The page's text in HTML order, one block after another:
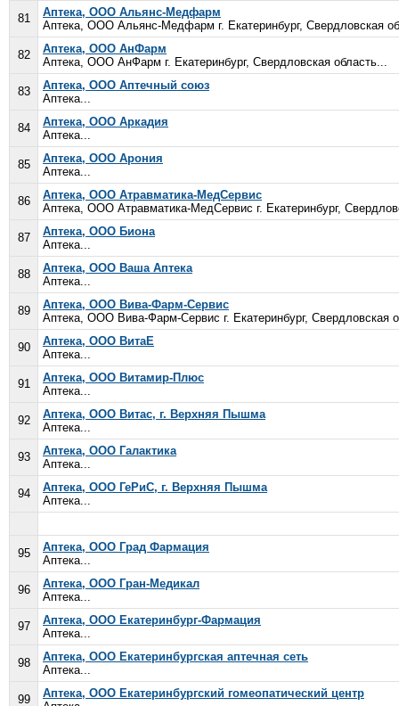
81
Аптека, ООО Альянс-Медфарм
Аптека, ООО Альянс-Медфарм г. Екатеринбург, Свердловская
82
Аптека, ООО АнФарм
Аптека, ООО АнФарм г. Екатеринбург, Свердловская область...
83
Аптека, ООО Аптечный союз
Аптека...
84
Аптека, ООО Аркадия
Аптека...
85
Аптека, ООО Арония
Аптека...
86
Аптека, ООО Атравматика-МедСервис
Аптека, ООО Атравматика-МедСервис г. Екатеринбург,
87
Аптека, ООО Биона
Аптека...
88
Аптека, ООО Ваша Аптека
Аптека...
89
Аптека, ООО Вива-Фарм-Сервис
Аптека, ООО Вива-Фарм-Сервис г. Екатеринбург, Свердловская
90
Аптека, ООО ВитаЕ
Аптека...
91
Аптека, ООО Витамир-Плюс
Аптека...
92
Аптека, ООО Витас, г. Верхняя Пышма
Аптека...
93
Аптека, ООО Галактика
Аптека...
94
Аптека, ООО ГеРиС, г. Верхняя Пышма
Аптека...
95
Аптека, ООО Град Фармация
Аптека...
96
Аптека, ООО Гран-Медикал
Аптека...
97
Аптека, ООО Екатеринбург-Фармация
Аптека...
98
Аптека, ООО Екатеринбургская аптечная сеть
Аптека...
99
Аптека, ООО Екатеринбургский гомеопатический центр